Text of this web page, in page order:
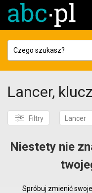
Lancer,
Filtry Lancer
Niestety nie
Spróbuj zmienić